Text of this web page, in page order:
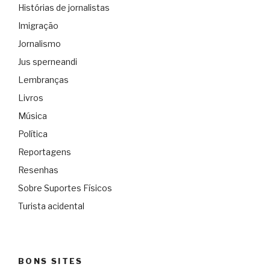
Histórias de jornalistas
Imigração
Jornalismo
Jus sperneandi
Lembranças
Livros
Música
Política
Reportagens
Resenhas
Sobre Suportes Físicos
Turista acidental
BONS SITES